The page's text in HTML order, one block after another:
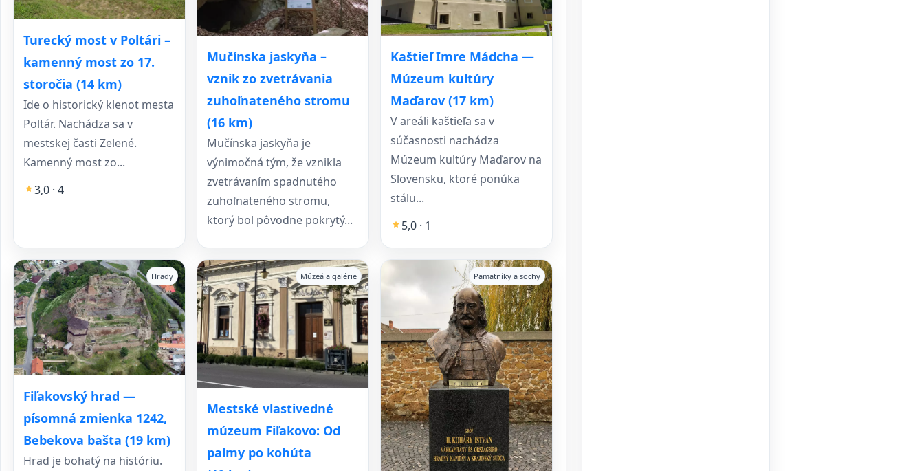
Turecký most v Poltári –
kamenný most zo 17.
storočia (14 km)
Ide o historický klenot mesta
Poltár. Nachádza sa v
mestskej časti Zelené.
Kamenný most zo...
3,0 · 4
Mučínska jaskyňa –
vznik zo zvetrávania
zuhoľnateného stromu
(16 km)
Mučínska jaskyňa je
výnimočná tým, že vznikla
zvetrávaním spadnutého
zuhoľnateného stromu,
ktorý bol pôvodne pokrytý...
Kaštieľ Imre Mádcha —
Múzeum kultúry
Maďarov (17 km)
V areáli kaštieľa sa v
súčasnosti nachádza
Múzeum kultúry Maďarov na
Slovensku, ktoré ponúka
stálu...
5,0 · 1
Fiľakovský hrad —
písomná zmienka 1242,
Bebekova bašta (19 km)
Hrady
Hrad je bohatý na históriu.
Mestské vlastivedné
múzeum Fiľakovo: Od
palmy po kohúta
Múzeá a galérie Pamätníky a sochy